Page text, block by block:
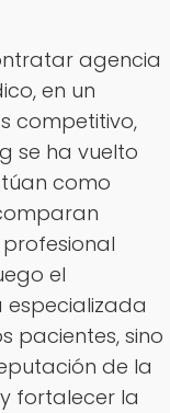
agencia
en un
competitivo,
se ha vuelto
como
el
especializada
pacientes, sino
de la
fortalecer la